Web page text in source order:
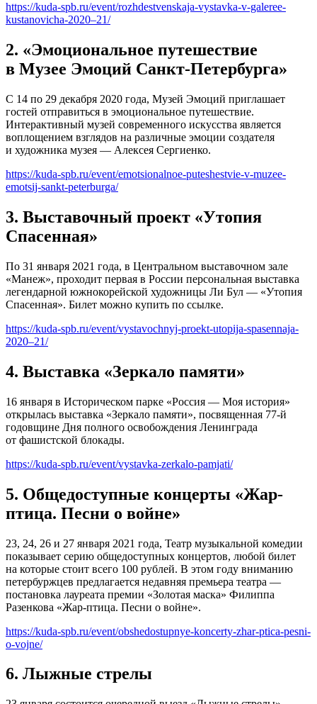
https://kuda-spb.ru/event/rozhdestvenskaja-vystavka-v-galeree-
kustanovicha-2020–21/
2. «Эмоциональное путешествие
в Музее Эмоций Санкт-Петербурга»
С 14 по 29 декабря 2020 года, Музей Эмоций приглашает
гостей отправиться в эмоциональное путешествие.
Интерактивный музей современного искусства является
воплощением взглядов на различные эмоции создателя
и художника музея — Алексея Сергиенко.
https://kuda-spb.ru/event/emotsionalnoe-puteshestvie-v-muzee-
emotsij-sankt-peterburga/
3. Выставочный проект «Утопия
Спасенная»
По 31 января 2021 года, в Центральном выставочном зале
«Манеж», проходит первая в России персональная выставка
легендарной южнокорейской художницы Ли Бул — «Утопия
Спасенная». Билет можно купить по ссылке.
https://kuda-spb.ru/event/vystavochnyj-proekt-utopija-spasennaja-
2020–21/
4. Выставка «Зеркало памяти»
16 января в Историческом парке «Россия — Моя история»
открылась выставка «Зеркало памяти», посвященная 77-й
годовщине Дня полного освобождения Ленинграда
от фашистской блокады.
https://kuda-spb.ru/event/vystavka-zerkalo-pamjati/
5. Общедоступные концерты «Жар-
птица. Песни о войне»
23, 24, 26 и 27 января 2021 года, Театр музыкальной комедии
показывает серию общедоступных концертов, любой билет
на которые стоит всего 100 рублей. В этом году вниманию
петербуржцев предлагается недавняя премьера театра —
постановка лауреата премии «Золотая маска» Филиппа
Разенкова «Жар-птица. Песни о войне».
https://kuda-spb.ru/event/obshedostupnye-koncerty-zhar-ptica-pesni-
o-vojne/
6. Лыжные стрелы